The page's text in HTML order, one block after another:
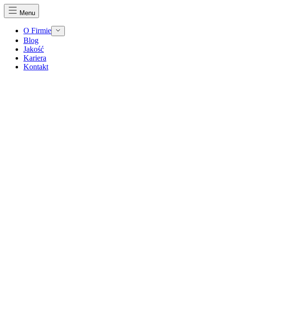
Menu
O Firmie
Blog
Jakość
Kariera
Kontakt